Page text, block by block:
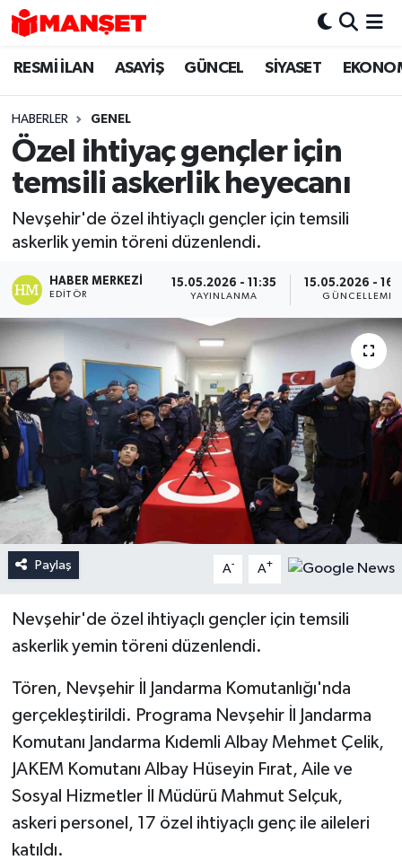
RESMİ İLAN ASAYİŞ GÜNCEL SİYASET
HABERLER GENEL
Özel ihtiyaç gençler için
temsili askerlik heyecanı
Nevşehir'de özel ihtiyaçlı gençler için temsili
askerlik yemin töreni düzenlendi.
HABER MERKEZI
EDITÖR
15.05.2026 - 11:35
YAYINLANMA
15.05.2026 -
GÜNCELLEME
Paylaş A- A+
Nevşehir'de özel ihtiyaçlı gençler için temsili
askerlik yemin töreni düzenlendi.
Tören, Nevşehir İl Jandarma Komutanlığı'nda
gerçekleştirildi. Programa Nevşehir İl Jandarma
Komutanı Jandarma Kıdemli Albay Mehmet Çelik,
JAKEM Komutanı Albay Hüseyin Fırat, Aile ve
Sosyal Hizmetler İl Müdürü Mahmut Selçuk,
askeri personel, 17 özel ihtiyaçlı genç ile aileleri
katıldı.
Hava Durumu
Trafik Durumu
Süper Lig Puan Durumu ve Fikstür
Son Dakika Haberleri
Haber Arşivi